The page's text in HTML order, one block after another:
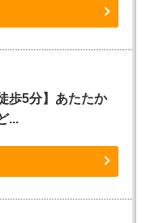
歩5分】あたたか
...